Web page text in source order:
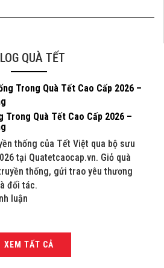
QUÀ TẾT
Trong Quà Tết Cao Cấp 2026 –
thống của Tết Việt qua bộ sưu
tại Quatetcaocap.vn. Giỏ quà
thống, gửi trao yêu thương
đối tác.
luận
XEM TẤT CẢ